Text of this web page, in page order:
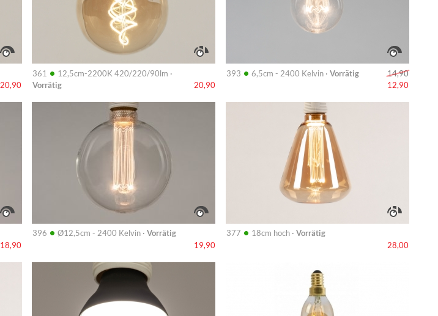
20,90
361 • 12,5cm-2200K 420/220/90lm ·
Vorrätig
20,90
393 • 6,5cm - 2400 Kelvin · Vorrätig
14,90
12,90
18,90
396 • Ø12,5cm - 2400 Kelvin · Vorrätig
19,90
Info
377 • 18cm hoch · Vorrätig
28,00
Info
Info